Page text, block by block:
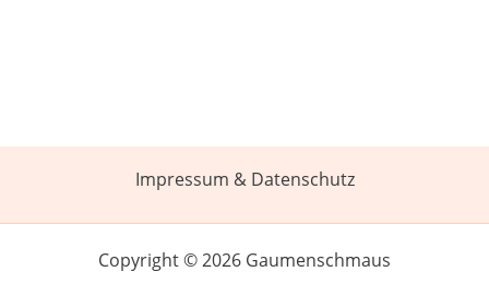
Impressum & Datenschutz
Copyright © 2026 Gaumenschmaus